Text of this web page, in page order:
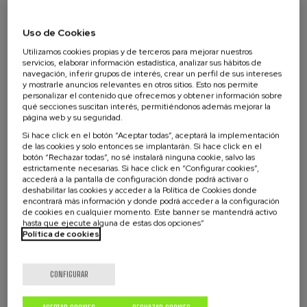
partículas a la atmósfera; y es que a día de hoy, el
25% de las emisiones de los gases de efecto
invernadero de la Unión Europea son fruto de los
vehículos de combustión. Por si fuera poco, la
ineficiencia de los sistemas de logística de última
milla genera problemas serios de accesibilidad
peatonal en nuestras ciudades, con furgonetas que
invaden aceras y zonas peatonales de lunes a
domingo, los 365 días del año.
Además de cambiar nuestros hábitos de consumo
para generar un punto de inflexión, resulta
imprescindible que adoptemos nuevos servicios de
como lockers inteligentes o cargobikes para hacer
más eficiente el proceso de distribución y reducir el
impacto negativo de la logística en el espacio público
Compartir soluciones innovadoras de digitalización y
última milla de nuestras ciudades, y hacer frente al
cambio climático.
Ser punto de encuentro de empresas, centros de
investigación, universidades y otras entidades tanto
de dentro como de fuera de Euskadi, para fomentar
sinergias entre agentes del sector de la movilidad.
Público objetivo al que está dirigida la
actividad
Alumnado universitario
Profesorado
Uso de Cookies
Utilizamos cookies propias y de terceros para mejorar nuestros
servicios, elaborar información estadística, analizar sus hábitos de
navegación, inferir grupos de interés, crear un perfil de sus intereses
y mostrarle anuncios relevantes en otros sitios. Esto nos permite
personalizar el contenido que ofrecemos y obtener información sobre
qué secciones suscitan interés, permitiéndonos además mejorar la
página web y su seguridad.
Si hace click en el botón “Aceptar todas”, aceptará la implementación
de las cookies y solo entonces se implantarán. Si hace click en el
botón “Rechazar todas”, no sé instalará ninguna cookie, salvo las
estrictamente necesarias. Si hace click en “Configurar cookies”,
accederá a la pantalla de configuración donde podrá activar o
deshabilitar las cookies y acceder a la Política de Cookies donde
encontrará más información y donde podrá acceder a la configuración
de cookies en cualquier momento. Este banner se mantendrá activo
hasta que ejecute alguna de estas dos opciones”
Política de cookies
CONFIGURAR